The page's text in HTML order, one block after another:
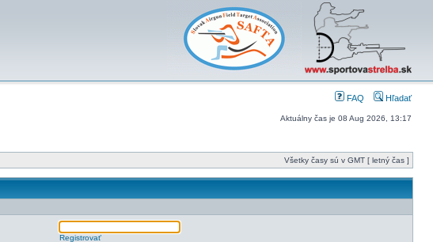
FAQ Hľadať
Aktuálny čas je 08 Aug 2026, 13:17
Všetky časy sú v GMT [ letný čas ]
Registrovať